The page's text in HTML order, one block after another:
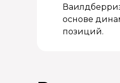
основе
позиций.